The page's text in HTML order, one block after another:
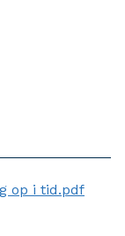
op i tid.pdf